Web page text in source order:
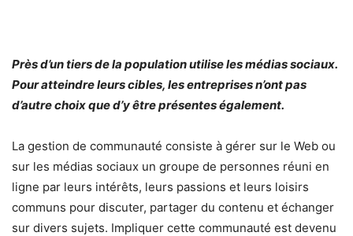
Près d’un tiers de la population utilise les médias sociaux.
Pour atteindre leurs cibles, les entreprises n’ont pas
d’autre choix que d’y être présentes également.
La gestion de communauté consiste à gérer sur le Web ou
sur les médias sociaux un groupe de personnes réuni en
ligne par leurs intérêts, leurs passions et leurs loisirs
communs pour discuter, partager du contenu et échanger
sur divers sujets. Impliquer cette communauté est devenu